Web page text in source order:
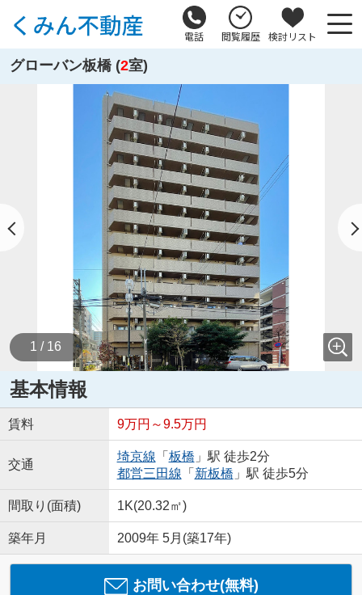
電話 閲覧履歴 検討リスト
グローバン板橋 (2室)
1 / 16
基本情報
賃料 9万円～9.5万円
交通
埼京線 「 板橋 」駅 徒歩2分
都営三田線 「 新板橋 」駅 徒歩5分
間取り(面積) 1K(20.32㎡)
築年月 2009年 5月(築17年)
お問い合わせ(無料)